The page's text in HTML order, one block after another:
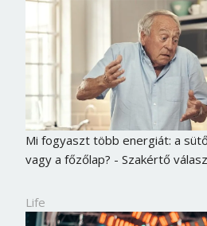
Mi fogyaszt több energiát: a
vagy a főzőlap? - Szakértő
Life